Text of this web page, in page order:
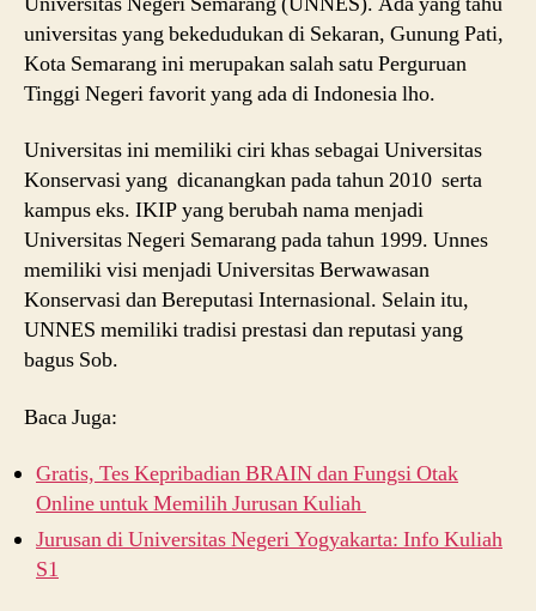
universitas yang bekedudukan di Sekaran, Gunung Pati,
Kota Semarang ini merupakan salah satu Perguruan
Tinggi Negeri favorit yang ada di Indonesia lho.
Universitas ini memiliki ciri khas sebagai Universitas
Konservasi yang dicanangkan pada tahun 2010 serta
kampus eks. IKIP yang berubah nama menjadi
Universitas Negeri Semarang pada tahun 1999. Unnes
memiliki visi menjadi Universitas Berwawasan
Konservasi dan Bereputasi Internasional. Selain itu,
UNNES memiliki tradisi prestasi dan reputasi yang
bagus Sob.
Baca Juga:
Gratis, Tes Kepribadian BRAIN dan Fungsi Otak
Online untuk Memilih Jurusan Kuliah
Jurusan di Universitas Negeri Yogyakarta: Info Kuliah
S1